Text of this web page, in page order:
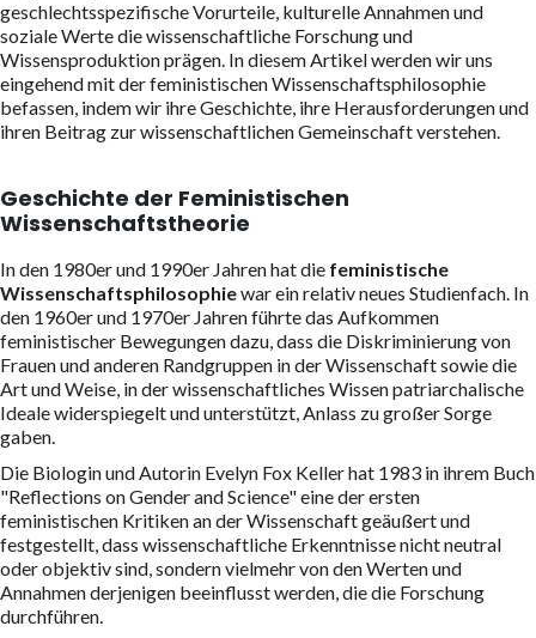
geschlechtsspezifische Vorurteile, kulturelle Annahmen und
soziale Werte die wissenschaftliche Forschung und
Wissensproduktion prägen. In diesem Artikel werden wir uns
eingehend mit der feministischen Wissenschaftsphilosophie
befassen, indem wir ihre Geschichte, ihre Herausforderungen und
ihren Beitrag zur wissenschaftlichen Gemeinschaft verstehen.
Geschichte der Feministischen
Wissenschaftstheorie
In den 1980er und 1990er Jahren hat die feministische
Wissenschaftsphilosophiewar ein relativ neues Studienfach. In
den 1960er und 1970er Jahren führte das Aufkommen
feministischer Bewegungen dazu, dass die Diskriminierung von
Frauen und anderen Randgruppen in der Wissenschaft sowie die
Art und Weise, in der wissenschaftliches Wissen patriarchalische
Ideale widerspiegelt und unterstützt, Anlass zu großer Sorge
gaben.
Die Biologin und Autorin Evelyn Fox Keller hat 1983 in ihrem Buch
"Reflections on Gender and Science" eine der ersten
feministischen Kritiken an der Wissenschaft geäußert und
festgestellt, dass wissenschaftliche Erkenntnisse nicht neutral
oder objektiv sind, sondern vielmehr von den Werten und
Annahmen derjenigen beeinflusst werden, die die Forschung
durchführen.